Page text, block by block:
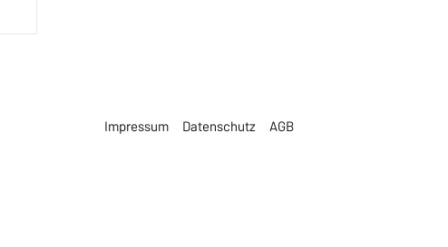
Impressum Datenschutz AGB